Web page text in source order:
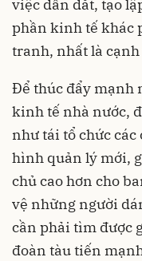
việc dẫn dắt, tạo
phần kinh tế khác
tranh, nhất là cạnh
Để thúc đẩy mạnh
kinh tế nhà nước,
như tái tổ chức
hình quản lý mới,
chủ cao hơn cho
vệ những người
cần phải tìm được
đoàn tàu tiến